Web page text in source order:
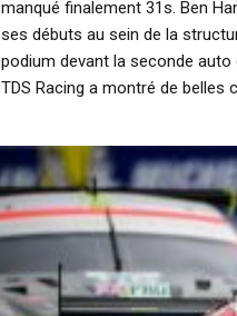
manqué finalement 31s. Ben
ses débuts au sein de la
podium devant la seconde auto
TDS Racing a montré de belles